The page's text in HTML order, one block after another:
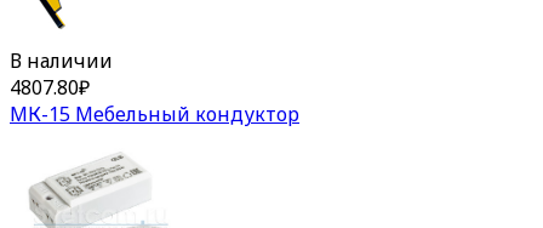
В наличии
4807.80₽
МК-15 Мебельный кондуктор